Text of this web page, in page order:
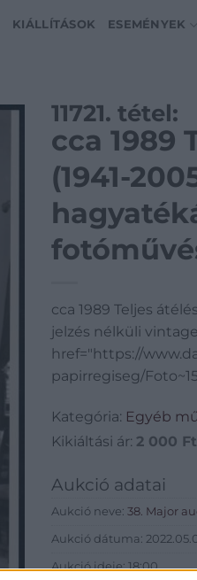
KIÁLLÍTÁSOK ESEMÉNYEK
11721. tétel:
cca 1989
(1941-
cca 1989 Teljes
jelzés nélküli
href="https://
papirregiseg/
Kategória: Egyéb
Kikiáltási ár: 2 000 Ft
Aukció adatai
Aukció neve: 38. Major
Aukció dátuma:
Aukció ideje: 18:00